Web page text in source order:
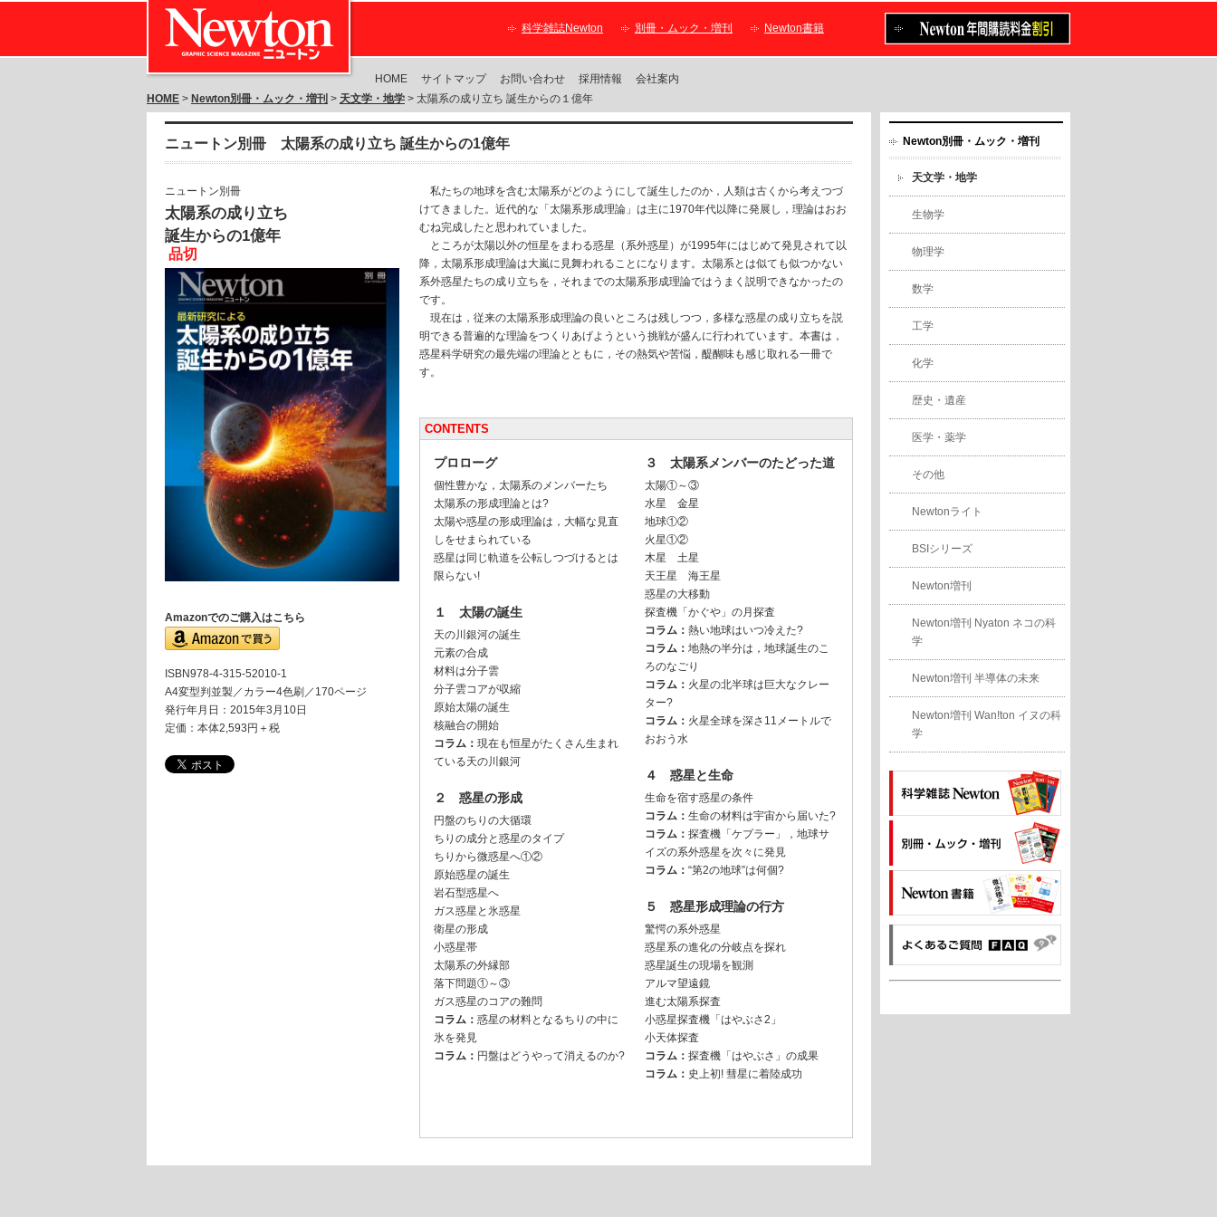
科学雑誌Newton 別冊・ムック・増刊 Newton書籍
HOME サイトマップ お問い合わせ 採用情報
会社案内
HOME > Newton別冊・ムック・増刊 > 天文学・地学 > 太陽系の成り立ち 誕生からの１億年
ニュートン別冊 太陽系の成り立ち 誕生からの1億年
ニュートン別冊
太陽系の成り立ち
誕生からの1億年
品切
Amazonでのご購入はこちら
ISBN978-4-315-52010-1
A4変型判並製／カラー4色刷／170ページ
発行年月日：2015年3月10日
定価：本体2,593円＋税
私たちの地球を含む太陽系がどのようにして誕生したのか，人類は古くから考えつづ
けてきました。近代的な「太陽系形成理論」は主に1970年代以降に発展し，理論はおお
むね完成したと思われていました。
ところが太陽以外の恒星をまわる惑星（系外惑星）が1995年にはじめて発見されて以
降，太陽系形成理論は大嵐に見舞われることになります。太陽系とは似ても似つかない
系外惑星たちの成り立ちを，それまでの太陽系形成理論ではうまく説明できなかったの
です。
現在は，従来の太陽系形成理論の良いところは残しつつ，多様な惑星の成り立ちを説
明できる普遍的な理論をつくりあげようという挑戦が盛んに行われています。本書は，
惑星科学研究の最先端の理論とともに，その熱気や苦悩，醍醐味も感じ取れる一冊で
す。
CONTENTS
プロローグ
個性豊かな，太陽系のメンバーたち
太陽系の形成理論とは?
太陽や惑星の形成理論は，大幅な見直
しをせまられている
惑星は同じ軌道を公転しつづけるとは
限らない!
１ 太陽の誕生
天の川銀河の誕生
元素の合成
材料は分子雲
分子雲コアが収縮
原始太陽の誕生
核融合の開始
コラム： 現在も恒星がたくさん生まれ
ている天の川銀河
２ 惑星の形成
円盤のちりの大循環
ちりの成分と惑星のタイプ
ちりから微惑星へ①②
原始惑星の誕生
岩石型惑星へ
ガス惑星と氷惑星
衛星の形成
小惑星帯
太陽系の外縁部
落下問題①～③
ガス惑星のコアの難問
コラム： 惑星の材料となるちりの中に
氷を発見
コラム： 円盤はどうやって消えるのか?
３ 太陽系メンバーのたどった道
太陽①～③
水星 金星
地球①②
火星①②
木星 土星
天王星 海王星
惑星の大移動
探査機「かぐや」の月探査
コラム： 熱い地球はいつ冷えた?
コラム： 地熱の半分は，地球誕生のこ
ろのなごり
コラム： 火星の北半球は巨大なクレー
ター?
コラム： 火星全球を深さ11メートルで
おおう水
４ 惑星と生命
生命を宿す惑星の条件
コラム： 生命の材料は宇宙から届いた?
コラム： 探査機「ケプラー」，地球サ
イズの系外惑星を次々に発見
コラム： “第2の地球”は何個?
５ 惑星形成理論の行方
驚愕の系外惑星
惑星系の進化の分岐点を探れ
惑星誕生の現場を観測
アルマ望遠鏡
進む太陽系探査
小惑星探査機「はやぶさ2」
小天体探査
コラム： 探査機「はやぶさ」の成果
コラム： 史上初! 彗星に着陸成功
Newton別冊・ムック・増刊
天文学・地学
生物学
物理学
数学
工学
化学
歴史・遺産
医学・薬学
その他
Newtonライト
BSIシリーズ
Newton増刊
Newton増刊 Nyaton ネコの科
学
Newton増刊 半導体の未来
Newton増刊 Wan!ton イヌの科
学